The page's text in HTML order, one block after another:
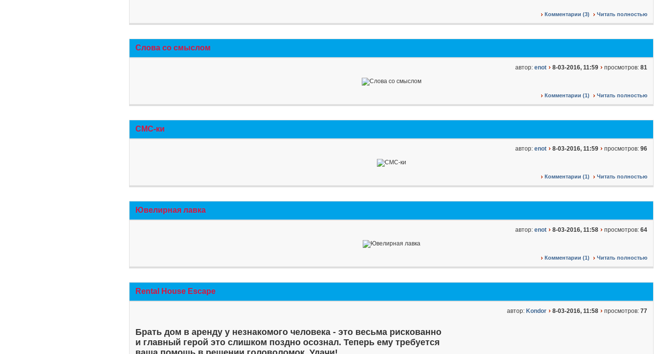
Комментарии (3) Читать полностью
Слова со смыслом
автор: enot 8-03-2016, 11:59 просмотров: 81
Комментарии (1) Читать полностью
СМС-ки
автор: enot 8-03-2016, 11:59 просмотров: 96
Комментарии (1) Читать полностью
Ювелирная лавка
автор: enot 8-03-2016, 11:58 просмотров: 64
Комментарии (1) Читать полностью
Rental House Escape
автор: Kondor 8-03-2016, 11:58 просмотров: 77
Брать дом в аренду у незнакомого человека - это весьма рискованно
и главный герой это слишком поздно осознал. Теперь ему требуется